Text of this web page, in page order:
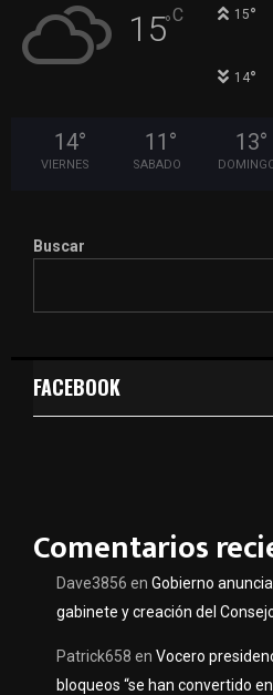
15°C 15°
14°
14°
VIERNES
11 °
SABADO
13°
Buscar
FACEBOOK
Comentarios
Dave3856 en Gobierno
gabinete y creación del
Patrick658 en Vocero
bloqueos “se han convertido